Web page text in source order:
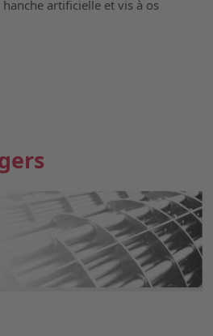
artificielle et vis à os